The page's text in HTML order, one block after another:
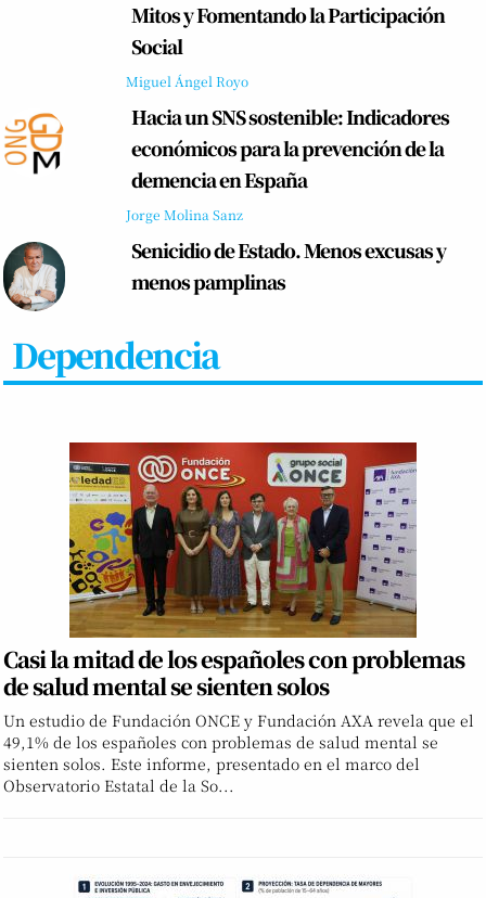
Mitos y Fomentando la Participación
Social
Miguel Ángel Royo
Hacia un SNS sostenible: Indicadores
económicos para la prevención de la
demencia en España
Jorge Molina Sanz
Senicidio de Estado. Menos excusas y
menos pamplinas
Dependencia
Casi la mitad de los españoles con problemas
de salud mental se sienten solos
Un estudio de Fundación ONCE y Fundación AXA revela que el
49,1% de los españoles con problemas de salud mental se
sienten solos. Este informe, presentado en el marco del
Observatorio Estatal de la So...